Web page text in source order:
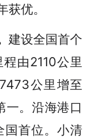
优。
建设全国首个
由2110公里
公里增至
一。沿海港口
国首位。小清